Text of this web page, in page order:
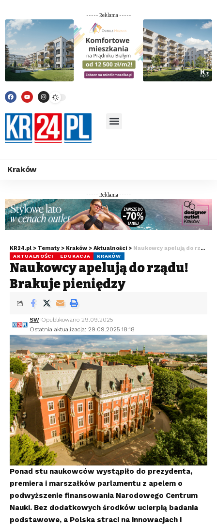
----- Reklama -----
Kraków
----- Reklama -----
KR24.pl > Tematy > Kraków > Aktualności > Naukowcy apelują do rządu! Brakuje pieniędzy
AKTUALNOŚCI EDUKACJA KRAKÓW
Naukowcy apelują do rządu!
Brakuje pieniędzy
Ostatnia aktualizacja: 29.09.2025 18:18
SW Opublikowano 29.09.2025
Ponad stu naukowców wystąpiło do prezydenta,
premiera i marszałków parlamentu z apelem o
podwyższenie finansowania Narodowego Centrum
Nauki. Bez dodatkowych środków ucierpią badania
podstawowe, a Polska straci na innowacjach i